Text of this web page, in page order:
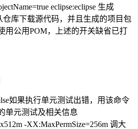
eclipse:eclipse 生成
仓库下载源代码，并且生成的项目包
用公用POM，上述的开关缺省已打
如果执行单元测试出错，用该命令
单元测试及相关信息
-XX:MaxPermSize=256m 调大